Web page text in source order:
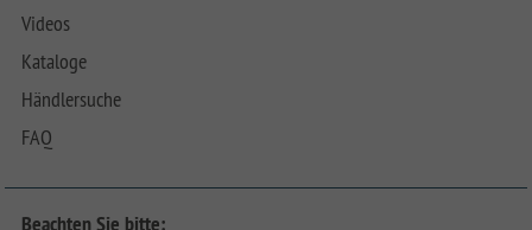
Videos
Kataloge
Händlersuche
FAQ
Beachten Sie bitte: